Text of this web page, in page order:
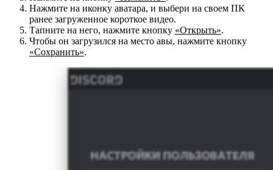
Нажмите на иконку аватара, и выбери на своем ПК
ранее загруженное короткое видео.
Тапните на него, нажмите кнопку «Открыть».
Чтобы он загрузился на место авы, нажмите кнопку
«Сохранить».